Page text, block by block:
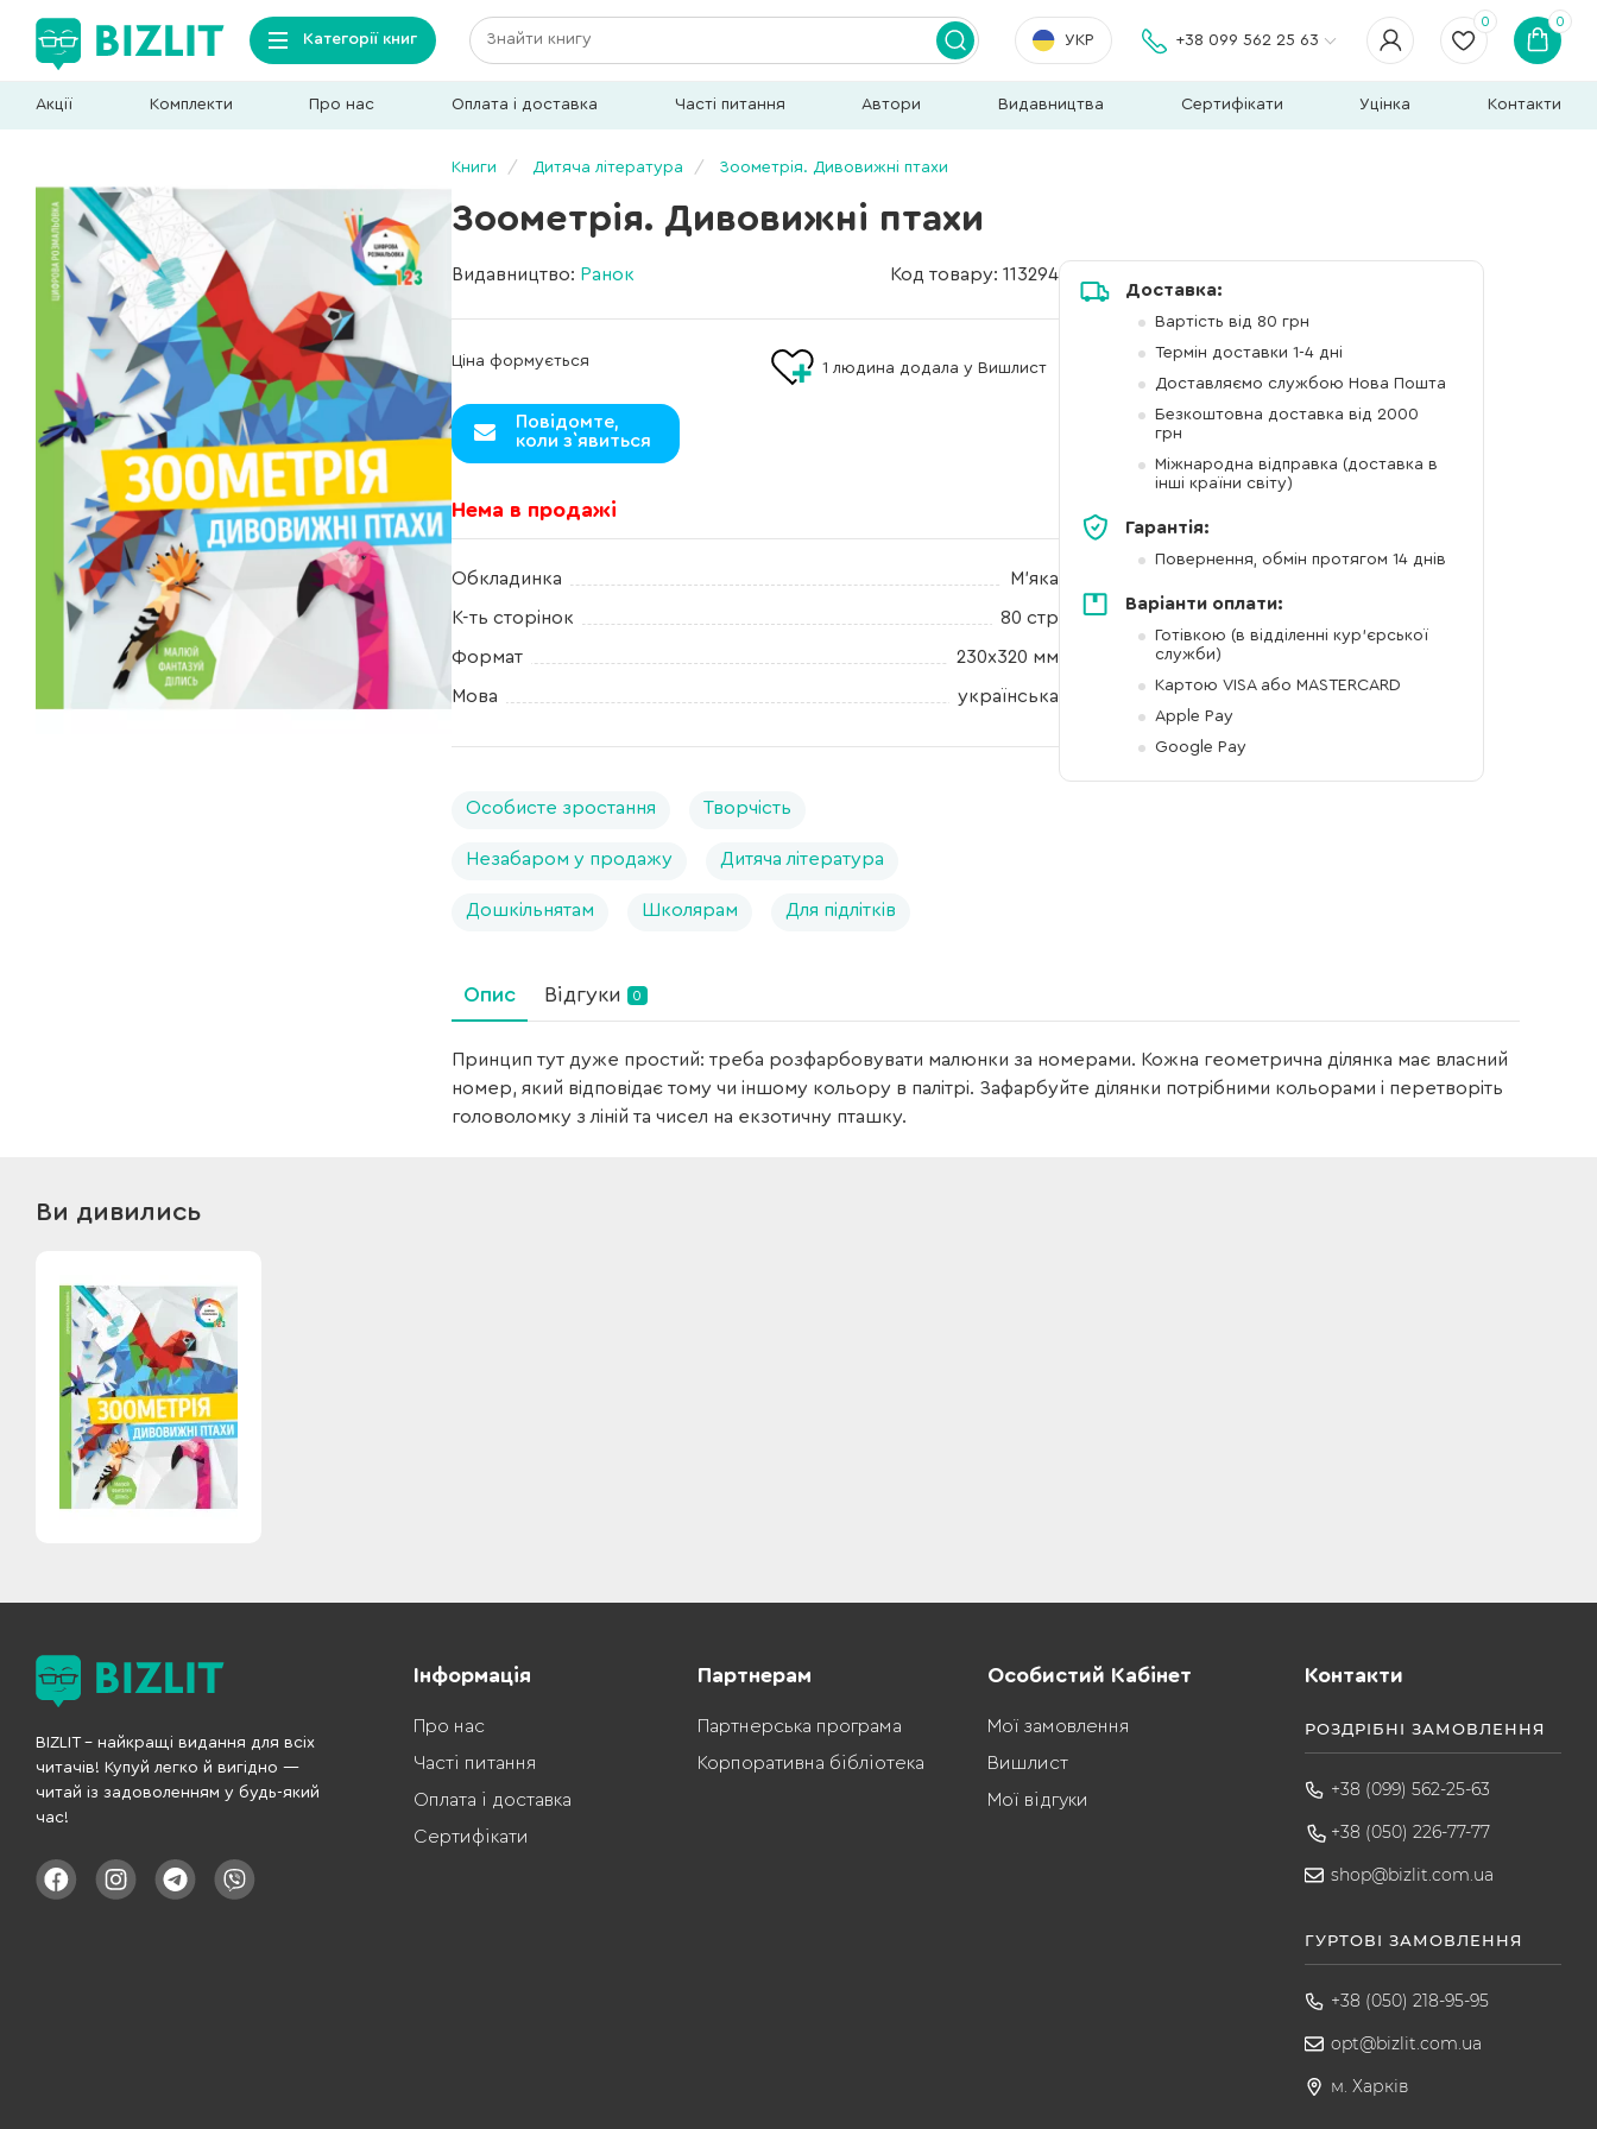
Категорії книг УКР +38 099 562 25 63
0 0
Акції Комплекти Про нас Оплата і доставка Часті питання Автори Видавництва Сертифікати Уцінка Контакти
Книги Дитяча література Зоометрія. Дивовижні птахи
Зоометрія. Дивовижні птахи
Видавництво: Ранок Код товару: 113294
Ціна формується
Повідомте,
коли з`явиться
1 людина додала у Вишлист
Нема в продажі
Обкладинка М'яка
К-ть сторінок 80 стр
Формат 230х320 мм
Мова українська
Особисте зростання Творчість
Незабаром у продажу Дитяча література
Дошкільнятам Школярам Для підлітків
Доставка:
Вартість від 80 грн
Термін доставки 1-4 дні
Доставляємо службою Нова Пошта
Безкоштовна доставка від 2000
грн
Міжнародна відправка (доставка в
інші країни світу)
Гарантія:
Повернення, обмін протягом 14 днів
Варіанти оплати:
Готівкою (в відділенні кур'єрської
служби)
Картою VISA або MASTERCARD
Apple Pay
Google Pay
Опис Відгуки 0
Принцип тут дуже простий: треба розфарбовувати малюнки за номерами. Кожна геометрична ділянка має власний
номер, який відповідає тому чи іншому кольору в палітрі. Зафарбуйте ділянки потрібними кольорами і перетворіть
головоломку з ліній та чисел на екзотичну пташку.
Ви дивились
BIZLIT – найкращі видання для всіх
читачів! Купуй легко й вигідно —
читай із задоволенням у будь-який
час!
Інформація
Про нас
Часті питання
Оплата і доставка
Сертифікати
Партнерам
Партнерська програма
Корпоративна бібліотека
Особистий Кабінет
Мої замовлення
Вишлист
Мої відгуки
Контакти
РОЗДРІБНІ ЗАМОВЛЕННЯ
+38 (099) 562-25-63
+38 (050) 226-77-77
shop@bizlit.com.ua
ГУРТОВІ ЗАМОВЛЕННЯ
+38 (050) 218-95-95
opt@bizlit.com.ua
м. Харків